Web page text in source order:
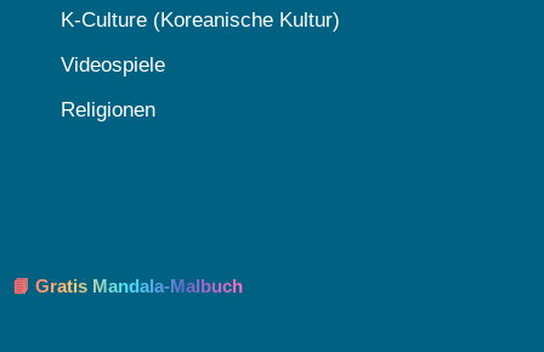
K-Culture (Koreanische Kultur)
Videospiele
Religionen
📘 Gratis Mandala-Malbuch